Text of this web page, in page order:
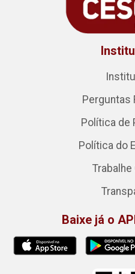
Perguntas
Política de
Política do
Baixe já o